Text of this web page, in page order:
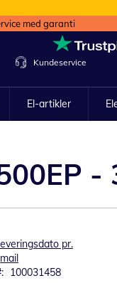
med garanti
Kundeservice
El-artikler
-
pr.
mail
100031458